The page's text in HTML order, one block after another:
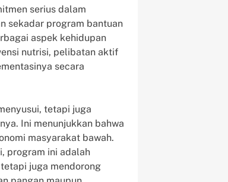
serius dalam
sekadar program bantuan
aspek kehidupan
nutrisi, pelibatan aktif
secara
tetapi juga
Ini menunjukkan bahwa
masyarakat bawah.
program ini adalah
juga mendorong